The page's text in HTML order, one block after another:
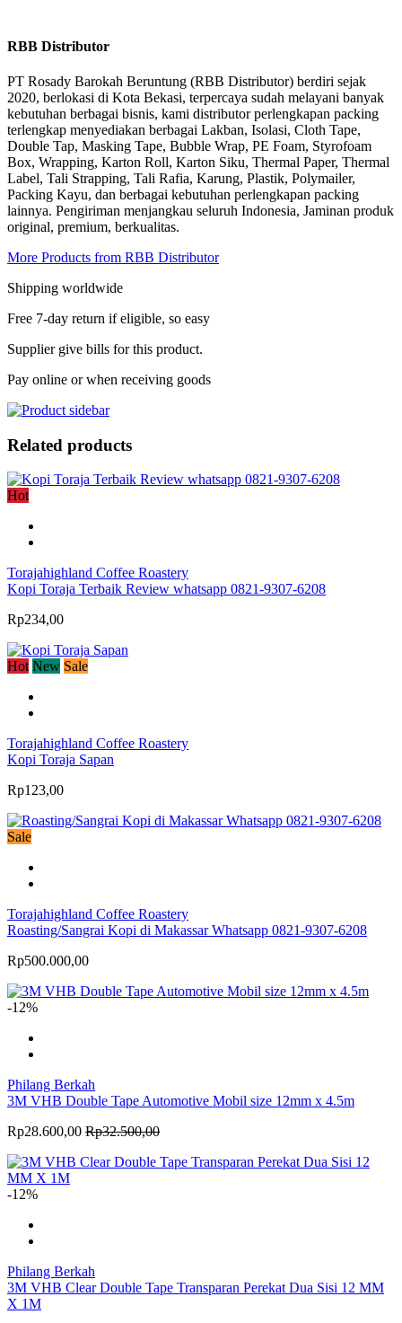
RBB Distributor
PT Rosady Barokah Beruntung (RBB Distributor) berdiri sejak
2020, berlokasi di Kota Bekasi, terpercaya sudah melayani banyak
kebutuhan berbagai bisnis, kami distributor perlengkapan packing
terlengkap menyediakan berbagai Lakban, Isolasi, Cloth Tape,
Double Tap, Masking Tape, Bubble Wrap, PE Foam, Styrofoam
Box, Wrapping, Karton Roll, Karton Siku, Thermal Paper, Thermal
Label, Tali Strapping, Tali Rafia, Karung, Plastik, Polymailer,
Packing Kayu, dan berbagai kebutuhan perlengkapan packing
lainnya. Pengiriman menjangkau seluruh Indonesia, Jaminan produk
original, premium, berkualitas.
More Products from RBB Distributor
Shipping worldwide
Free 7-day return if eligible, so easy
Supplier give bills for this product.
Pay online or when receiving goods
Related products
Hot
Torajahighland Coffee Roastery
Kopi Toraja Terbaik Review whatsapp 0821-9307-6208
Rp234,00
Hot New Sale
Torajahighland Coffee Roastery
Kopi Toraja Sapan
Rp123,00
Sale
Torajahighland Coffee Roastery
Roasting/Sangrai Kopi di Makassar Whatsapp 0821-9307-6208
Rp500.000,00
-12%
Philang Berkah
3M VHB Double Tape Automotive Mobil size 12mm x 4.5m
Rp28.600,00 Rp32.500,00
-12%
Philang Berkah
3M VHB Clear Double Tape Transparan Perekat Dua Sisi 12 MM
X 1M